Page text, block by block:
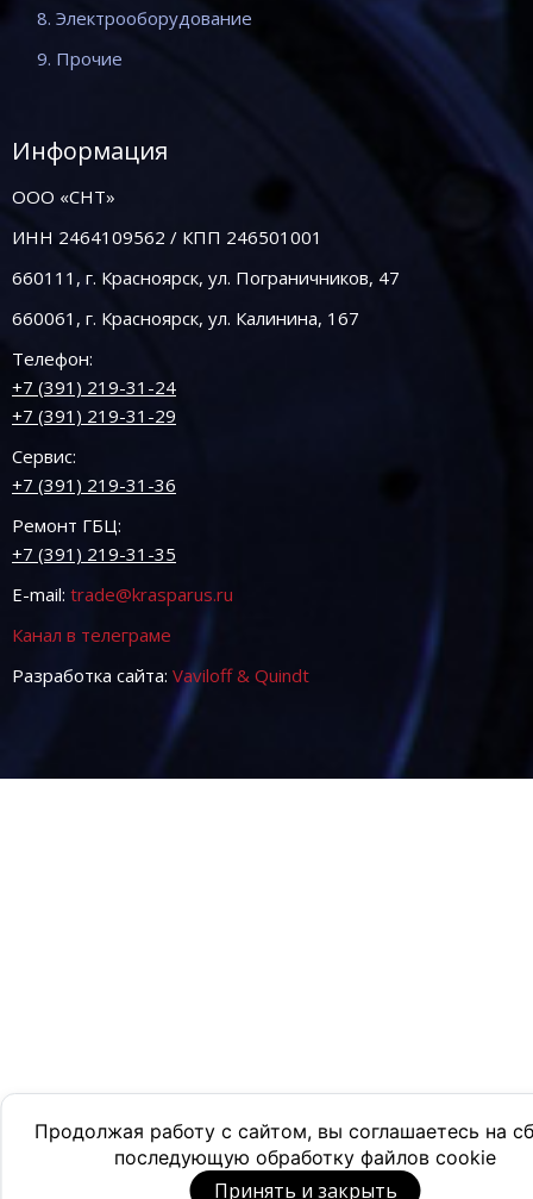
Продолжая работу с сайтом, вы соглашаетесь на
последующую обработку файлов cookie
Принять и закрыть
8. Электрооборудование
9. Прочие
Информация
ООО «СНТ»
ИНН 2464109562 / КПП 246501001
660111, г. Красноярск, ул. Пограничников, 47
660061, г. Красноярск, ул. Калинина, 167
Телефон:
+7 (391) 219-31-24
+7 (391) 219-31-29
Сервис:
+7 (391) 219-31-36
Ремонт ГБЦ:
+7 (391) 219-31-35
E-mail: trade@krasparus.ru
Канал в телеграме
Разработка сайта: Vaviloff & Quindt